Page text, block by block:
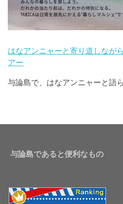
はなアンニャーと寄り道しなが
アー
与論島で、はなアンニャーと語
与論島であると便利なもの